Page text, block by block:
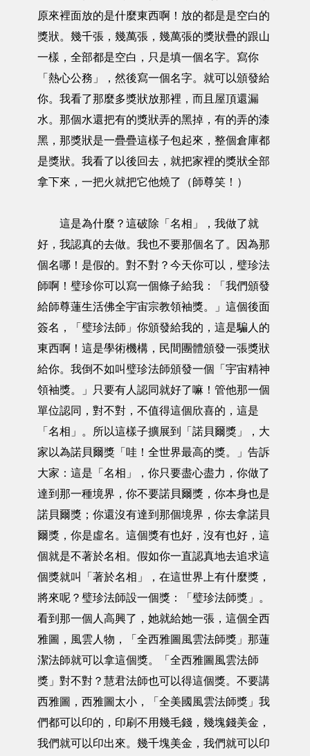
原來裡面放的是什麼東西啊！放的都是是空白的
獎狀。幾千張，幾萬張，幾萬張的獎狀疊的跟山
一樣，全部都是空白，只是填一個名字。寫你
「熱心公務」，然後寫一個名字。就可以頒發給
你。我看了那麼多獎狀放那裡，而且屋頂還漏
水。那個水還把有的獎狀弄的黑掉，有的弄的漆
黑，那獎狀是一疊疊這樣子包起來，整個倉庫都
是獎狀。我看了以後回去，就把家裡的獎狀全部
拿下來，一把火就把它他燒了（師尊笑！）
這是為什麼？這破除「名相」，我做了就
好，我認真的去做。我也不要那個名了。因為那
個名哪！是假的。對不對？今天你可以，璧珍法
師啊！璧珍你可以寫一個條子給我：「我們頒發
給師尊蓮生活佛全宇宙宗教領袖獎。」這個後面
簽名，「璧珍法師」你頒發給我的，這是騙人的
東西啊！這是學術機構，民間團體頒發一張獎狀
給你。我倒不如叫璧珍法師頒發一個「宇宙精神
領袖獎。」只要有人認同就好了嘛！管他那一個
單位認同，對不對，不值得這個欣喜的，這是
「名相」。所以這樣子擴展到「諾貝爾獎」，大
家以為諾貝爾獎「哇！全世界最高的獎。」告訴
大家：這是「名相」，你只要盡心盡力，你做了
達到那一種境界，你不要諾貝爾獎，你本身也是
諾貝爾獎；你還沒有達到那個境界，你去拿諾貝
爾獎，你是虛名。這個獎有也好，沒有也好，這
個就是不著於名相。假如你一直認真地去追求這
個獎就叫「著於名相」，在這世界上有什麼獎，
將來呢？璧珍法師設一個獎：「璧珍法師獎」。
看到那一個人高興了，她就給她一張，這個全西
雅圖，風雲人物，「全西雅圖風雲法師獎」那蓮
潔法師就可以拿這個獎。「全西雅圖風雲法師
獎」對不對？慧君法師也可以得這個獎。不要講
西雅圖，西雅圖太小，「全美國風雲法師獎」我
們都可以印的，印刷不用幾毛錢，幾塊錢美金，
我們就可以印出來。幾千塊美金，我們就可以印